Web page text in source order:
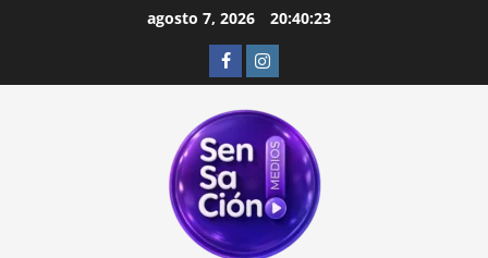
agosto 7, 2026 20:40:24
FacebookInstagram